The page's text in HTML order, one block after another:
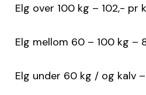
Elg over 100 kg –
Elg mellom 60 – 100 kg –
Elg under 60 kg / og kalv